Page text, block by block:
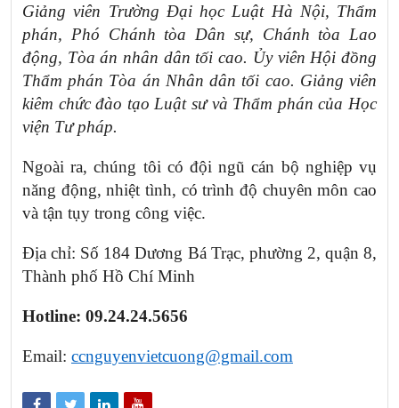
Giảng viên Trường Đại học Luật Hà Nội, Thẩm
phán, Phó Chánh tòa Dân sự, Chánh tòa Lao
động, Tòa án nhân dân tối cao. Ủy viên Hội đồng
Thẩm phán Tòa án Nhân dân tối cao. Giảng viên
kiêm chức đào tạo Luật sư và Thẩm phán của Học
viện Tư pháp.
Ngoài ra, chúng tôi có đội ngũ cán bộ nghiệp vụ
năng động, nhiệt tình, có trình độ chuyên môn cao
và tận tụy trong công việc.
Địa chỉ: Số 184 Dương Bá Trạc, phường 2, quận 8,
Thành phố Hồ Chí Minh
Hotline: 09.24.24.5656
Email: ccnguyenvietcuong@gmail.com